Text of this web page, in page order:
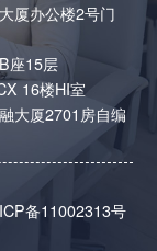
厦办公楼2号门
座15层
16楼HI室
大厦2701房自编
备11002313号